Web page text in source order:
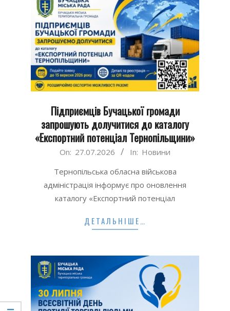
Підприємців Бучацької громади
запрошують долучитися до каталогу
«Експортний потенціал Тернопільщини»
On: 27.07.2026 In: Новини
Тернопільська обласна військова
адміністрація інформує про оновлення
каталогу «Експортний потенціал
ДЕТАЛЬНІШЕ…